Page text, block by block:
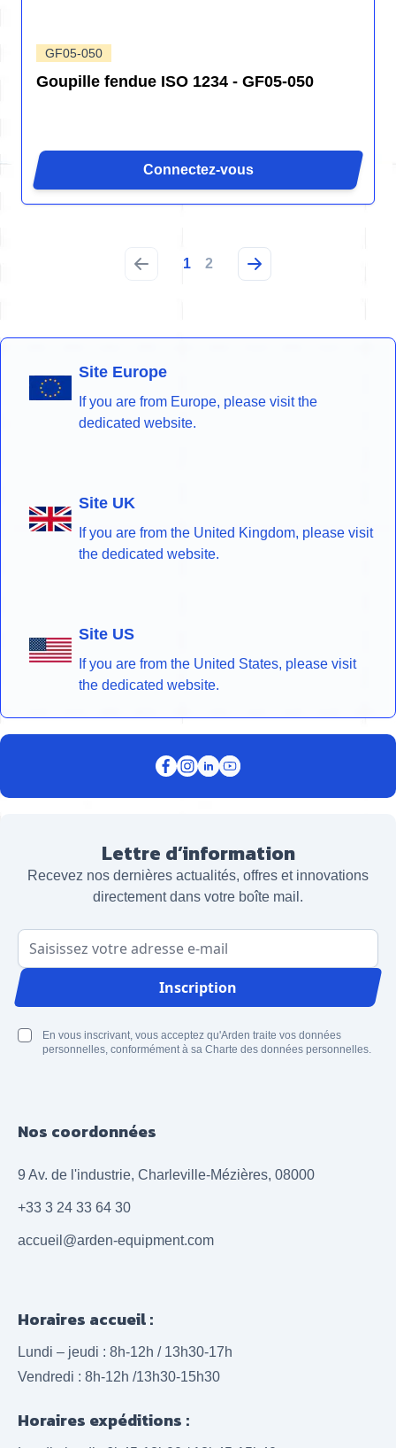
GF05-050
Goupille fendue ISO 1234 - GF05-050
Connectez-vous
1 2
Site Europe
If you are from Europe, please visit the
dedicated website.
Site UK
If you are from the United Kingdom, please visit
the dedicated website.
Site US
If you are from the United States, please visit
the dedicated website.
Lettre d’information
Recevez nos dernières actualités, offres et innovations
directement dans votre boîte mail.
Adresse email
Inscription
En vous inscrivant, vous acceptez qu'Arden traite vos données
personnelles, conformément à sa Charte des données personnelles.
Nos coordonnées
9 Av. de l'industrie, Charleville-Mézières, 08000
+33 3 24 33 64 30
accueil@arden-equipment.com
Horaires accueil :
Lundi – jeudi : 8h-12h / 13h30-17h
Vendredi : 8h-12h /13h30-15h30
Horaires expéditions :